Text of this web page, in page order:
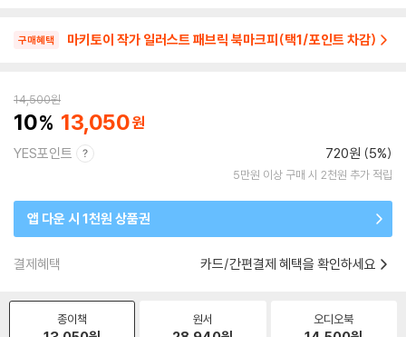
구매혜택 마키토이 작가 일러스트 패브릭 북마크피(택1/포인트 차감)
14,500원
10 13,050
YES포인트 720원 (5%)
5만원 이상 구매 시 2천원 추가 적립
앱 다운 시 1천원 상품권
결제혜택 카드/간편결제 혜택을 확인하세요
종이책 원서 오디오북